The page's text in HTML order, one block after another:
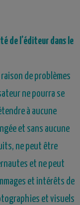
de l’éditeur dans le
raison de problèmes
ne pourra se
à aucune
et sans aucune
ne peut être
et ne peut
et intérêts de
et visuels